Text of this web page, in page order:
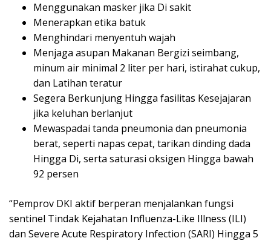
Menggunakan masker jika Di sakit
Menerapkan etika batuk
Menghindari menyentuh wajah
Menjaga asupan Makanan Bergizi seimbang,
minum air minimal 2 liter per hari, istirahat cukup,
dan Latihan teratur
Segera Berkunjung Hingga fasilitas Kesejajaran
jika keluhan berlanjut
Mewaspadai tanda pneumonia dan pneumonia
berat, seperti napas cepat, tarikan dinding dada
Hingga Di, serta saturasi oksigen Hingga bawah
92 persen
“Pemprov DKI aktif berperan menjalankan fungsi
sentinel Tindak Kejahatan Influenza-Like Illness (ILI)
dan Severe Acute Respiratory Infection (SARI) Hingga 5